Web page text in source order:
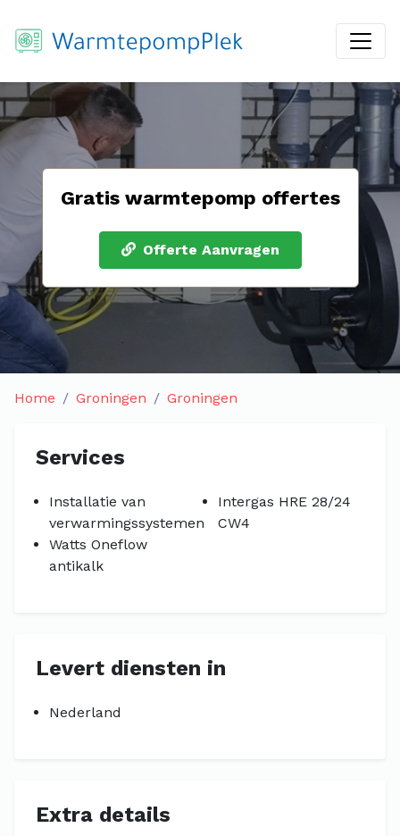
Gratis warmtepomp offertes
Offerte Aanvragen
Home Groningen Groningen
Services
Installatie van
verwarmingssystemen
Intergas HRE 28/24
CW4
Watts Oneflow
antikalk
Levert diensten in
Nederland
Extra details